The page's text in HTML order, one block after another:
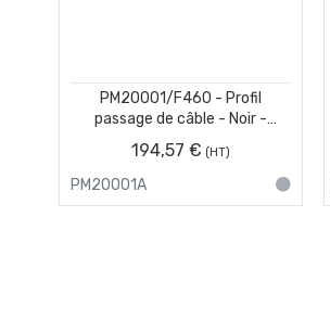
PM20001/F460 - Profil
passage de câble - Noir -
Couronne 25 m
194,57 €
PM20001A